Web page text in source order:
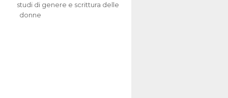
studi di genere e scrittura delle
donne